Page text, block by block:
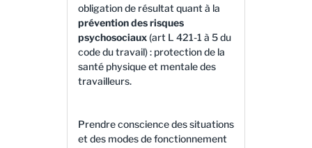
obligation de résultat quant à la
prévention des risques
psychosociaux (art L 421-1 à 5 du
code du travail) : protection de la
santé physique et mentale des
travailleurs.
Prendre conscience des situations
et des modes de fonctionnement